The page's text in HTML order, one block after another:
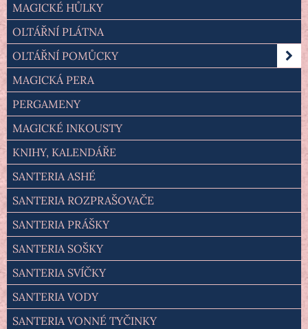
MAGICKÉ HŮLKY
OLTÁŘNÍ PLÁTNA
OLTÁŘNÍ POMŮCKY
MAGICKÁ PERA
PERGAMENY
MAGICKÉ INKOUSTY
KNIHY, KALENDÁŘE
SANTERIA ASHÉ
SANTERIA ROZPRAŠOVAČE
SANTERIA PRÁŠKY
SANTERIA SOŠKY
SANTERIA SVÍČKY
SANTERIA VODY
SANTERIA VONNÉ TYČINKY